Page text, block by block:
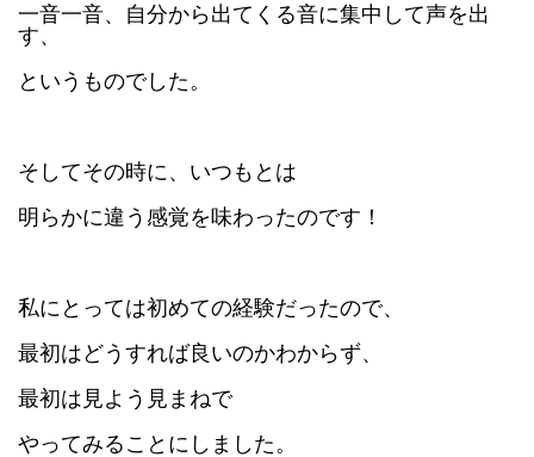
一音一音、自分から出てくる音に集中して声を出
す、
というものでした。
そしてその時に、 いつもとは
明らかに違う感覚を味わったのです！
私にとっては初めての経験だったので、
最初はどうすれば良いのかわからず、
最初は見よう見まねで
やってみることにしました。